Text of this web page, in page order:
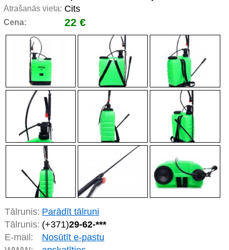
Atrašanās vieta: Cits
Cena: 22 €
Tālrunis: Parādīt tālruni
Tālrunis: (+371)29-62-***
E-mail:
Nosūtīt e-pastu